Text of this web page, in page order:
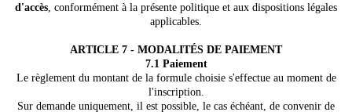
d'accès, conformément à la présente politique et aux dispositions légales
applicables.
ARTICLE 7 - MODALITÉS DE PAIEMENT
7.1 Paiement
Le règlement du montant de la formule choisie s'effectue au moment de
l'inscription.
Sur demande uniquement, il est possible, le cas échéant, de convenir de